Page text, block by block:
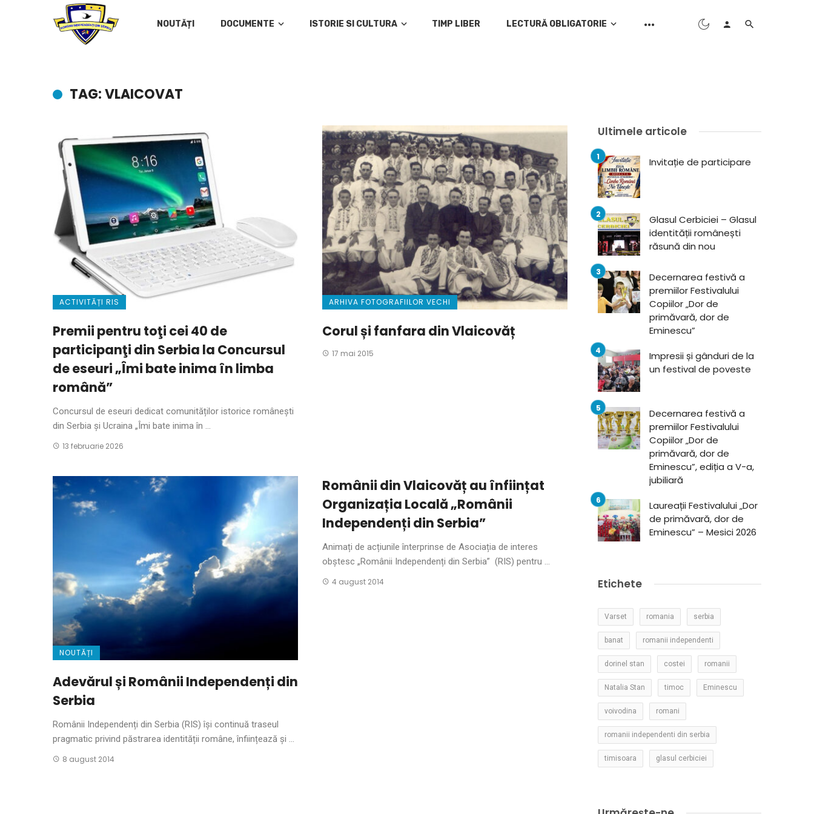
NOUTĂȚI DOCUMENTE ISTORIE SI CULTURA TIMP LIBER LECTURĂ OBLIGATORIE
TAG: VLAICOVAT
ACTIVITĂȚI RIS
Premii pentru toţi cei 40 de
participanţi din Serbia la Concursul
de eseuri „Îmi bate inima în limba
română”
Concursul de eseuri dedicat comunităților istorice românești
din Serbia și Ucraina „Îmi bate inima în ...
13 februarie 2026
ARHIVA FOTOGRAFIILOR VECHI
Corul și fanfara din Vlaicovăț
17 mai 2015
NOUTĂȚI
Adevărul și Românii Independenți din
Serbia
Românii Independenți din Serbia (RIS) își continuă traseul
pragmatic privind păstrarea identității române, înființează și ...
8 august 2014
Românii din Vlaicovăț au înființat
Organizația Locală „Românii
Independenți din Serbia”
Animați de acțiunile înterprinse de Asociația de interes
obștesc „Românii Independenți din Serbia” (RIS) pentru ...
4 august 2014
Ultimele articole
Invitație de participare
Glasul Cerbiciei – Glasul
identității românești
răsună din nou
Decernarea festivă a
premiilor Festivalului
Copiilor „Dor de
primăvară, dor de
Eminescu”
Impresii și gânduri de la
un festival de poveste
Decernarea festivă a
premiilor Festivalului
Copiilor „Dor de
primăvară, dor de
Eminescu”, ediția a V-a,
jubiliară
Laureații Festivalului „Dor
de primăvară, dor de
Eminescu” – Mesici 2026
Etichete
Varset romania serbia
banat romanii independenti
dorinel stan costei romanii
Natalia Stan timoc Eminescu
voivodina romani
romanii independenti din serbia
timisoara glasul cerbiciei